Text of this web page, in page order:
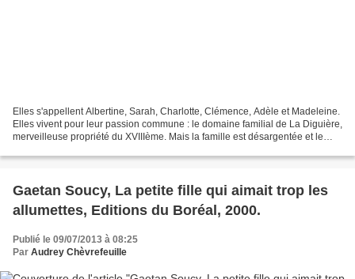
Elles s'appellent Albertine, Sarah, Charlotte, Clémence, Adèle et Madeleine.
Elles vivent pour leur passion commune : le domaine familial de La Diguière,
merveilleuse propriété du XVIIIème. Mais la famille est désargentée et le
Gaetan Soucy, La petite fille qui aimait trop les
allumettes, Editions du Boréal, 2000.
Publié le 09/07/2013 à 08:25
Par Audrey Chèvrefeuille